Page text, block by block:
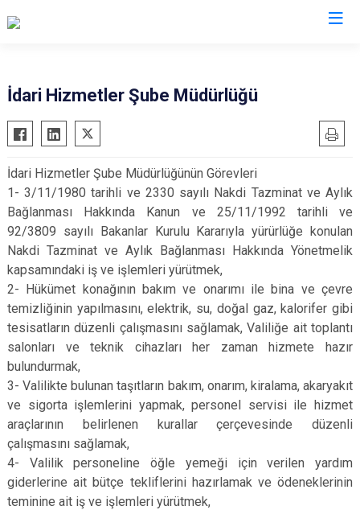
İdari Hizmetler Şube Müdürlüğü
İdari Hizmetler Şube Müdürlüğünün Görevleri
1- 3/11/1980 tarihli ve 2330 sayılı Nakdi Tazminat ve Aylık
Bağlanması Hakkında Kanun ve 25/11/1992 tarihli ve
92/3809 sayılı Bakanlar Kurulu Kararıyla yürürlüğe konulan
Nakdi Tazminat ve Aylık Bağlanması Hakkında Yönetmelik
kapsamındaki iş ve işlemleri yürütmek,
2- Hükümet konağının bakım ve onarımı ile bina ve çevre
temizliğinin yapılmasını, elektrik, su, doğal gaz, kalorifer gibi
tesisatların düzenli çalışmasını sağlamak, Valiliğe ait toplantı
salonları ve teknik cihazları her zaman hizmete hazır
bulundurmak,
3- Valilikte bulunan taşıtların bakım, onarım, kiralama, akaryakıt
ve sigorta işlemlerini yapmak, personel servisi ile hizmet
araçlarının belirlenen kurallar çerçevesinde düzenli
çalışmasını sağlamak,
4- Valilik personeline öğle yemeği için verilen yardım
giderlerine ait bütçe tekliflerini hazırlamak ve ödeneklerinin
teminine ait iş ve işlemleri yürütmek,